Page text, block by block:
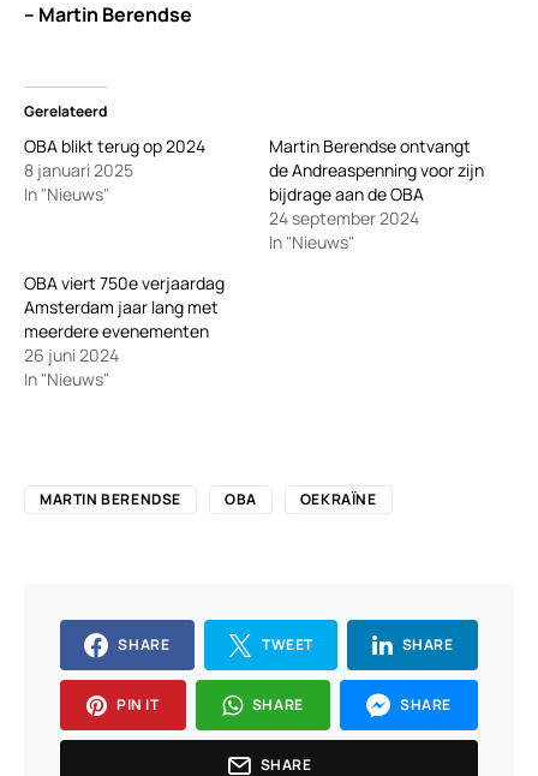
– Martin Berendse
Gerelateerd
OBA blikt terug op 2024
8 januari 2025
In "Nieuws"
Martin Berendse ontvangt
de Andreaspenning voor zijn
bijdrage aan de OBA
24 september 2024
In "Nieuws"
OBA viert 750e verjaardag
Amsterdam jaar lang met
meerdere evenementen
26 juni 2024
In "Nieuws"
MARTIN BERENDSE OBA OEKRAÏNE
SHARE TWEET SHARE
PIN IT SHARE SHARE
SHARE